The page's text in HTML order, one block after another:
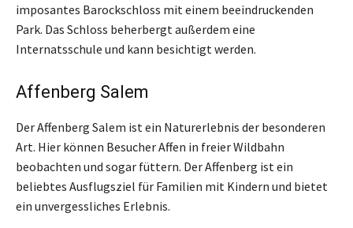
imposantes Barockschloss mit einem beeindruckenden
Park. Das Schloss beherbergt außerdem eine
Internatsschule und kann besichtigt werden.
Affenberg Salem
Der Affenberg Salem ist ein Naturerlebnis der besonderen
Art. Hier können Besucher Affen in freier Wildbahn
beobachten und sogar füttern. Der Affenberg ist ein
beliebtes Ausflugsziel für Familien mit Kindern und bietet
ein unvergessliches Erlebnis.